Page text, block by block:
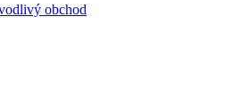
obchod